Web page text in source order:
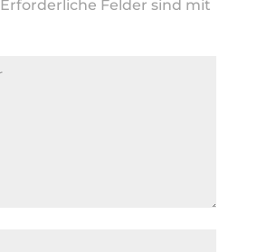
Erforderliche Felder sind mit